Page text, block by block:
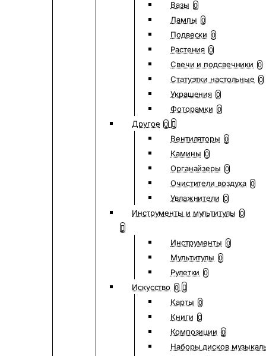
Вазы 0
Лампы 0
Подвески 0
Растения 0
Свечи и подсвечники 0
Статуэтки настольные 0
Украшения 0
Фоторамки 0
Другое 0
Вентиляторы 0
Камины 0
Органайзеры 0
Очистители воздуха 0
Увлажнители 0
Инструменты и мультитулы 0
Инструменты 0
Мультитулы 0
Рулетки 0
Искусство 0
Карты 0
Книги 0
Композиции 0
Наборы дисков